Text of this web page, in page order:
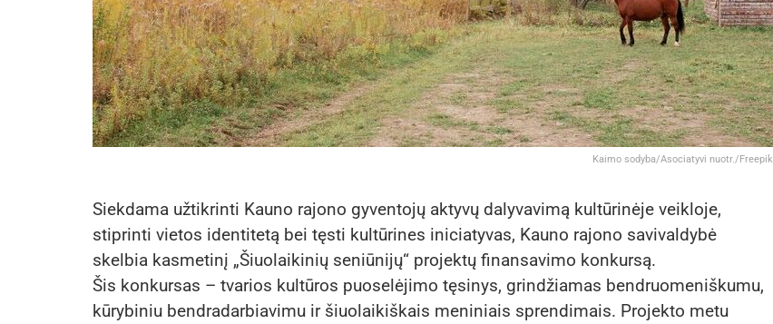
Kaimo sodyba/Asociatyvi nuotr./Freepik
Siekdama užtikrinti Kauno rajono gyventojų aktyvų dalyvavimą kultūrinėje veikloje,
stiprinti vietos identitetą bei tęsti kultūrines iniciatyvas, Kauno rajono savivaldybė
skelbia kasmetinį „Šiuolaikinių seniūnijų“ projektų finansavimo konkursą.
Šis konkursas – tvarios kultūros puoselėjimo tęsinys, grindžiamas bendruomeniškumu,
kūrybiniu bendradarbiavimu ir šiuolaikiškais meniniais sprendimais. Projekto metu